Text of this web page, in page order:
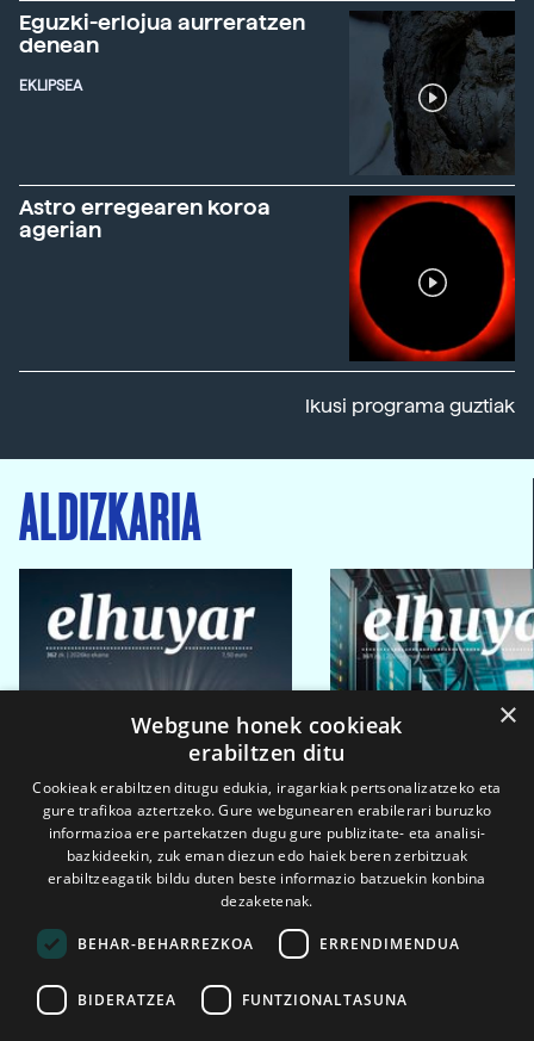
Eguzki-erlojua aurreratzen
denean
EKLIPSEA
Astro erregearen koroa
agerian
Ikusi programa guztiak
ALDIZKARIA
2026ko eka. 1a 2026ko mar. 1a
×
Webgune honek cookieak
erabiltzen ditu
Cookieak erabiltzen ditugu edukia, iragarkiak pertsonalizatzeko eta
gure trafikoa aztertzeko. Gure webgunearen erabilerari buruzko
informazioa ere partekatzen dugu gure publizitate- eta analisi-
bazkideekin, zuk eman diezun edo haiek beren zerbitzuak
erabiltzeagatik bildu duten beste informazio batzuekin konbina
dezaketenak.
BEHAR-BEHARREZKOA ERRENDIMENDUA
BIDERATZEA FUNTZIONALTASUNA